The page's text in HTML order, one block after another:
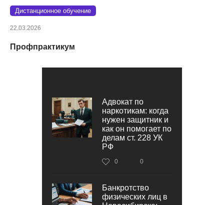
Дистанционное обучение
22.03.2026
Профпрактикум
Адвокат по
наркотикам: когда
нужен защитник и
как он помогает по
делам ст. 228 УК
РФ
0 0
Банкротство
физических лиц в